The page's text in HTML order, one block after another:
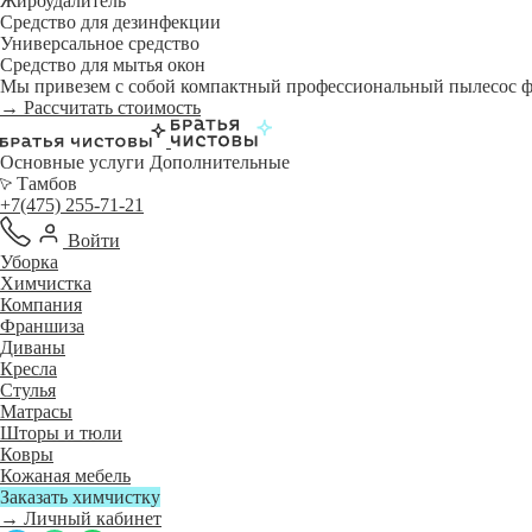
Средство для дезинфекции
Универсальное средство
Средство для мытья окон
Мы привезем с собой компактный профессиональный
→ Рассчитать стоимость
Основные услуги Дополнительные
Тамбов
+7(475) 255-71-21
Войти
Уборка
Химчистка
Компания
Франшиза
Диваны
Кресла
Стулья
Матрасы
Шторы и тюли
Ковры
Кожаная мебель
Заказать химчистку
→ Личный кабинет